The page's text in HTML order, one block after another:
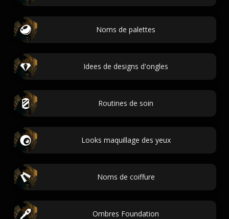
Noms de palettes
Idees de designs d'ongles
Routines de soin
Looks maquillage des yeux
Noms de coiffure
Ombres Foundation